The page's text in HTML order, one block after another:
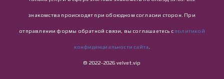
знакомства происходят при обоюдном согласии сторон. При
отправлении формы обратной связи, вы соглашаетесь с политикой
конфиденциальности сайта
© 2022-2026 velvet.vip